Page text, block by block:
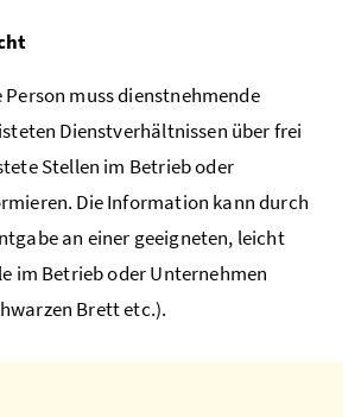
Person muss dienstnehmende
Dienstverhältnissen über frei
Stellen im Betrieb oder
Die Information kann durch
an einer geeigneten, leicht
im Betrieb oder Unternehmen
Brettetc.).